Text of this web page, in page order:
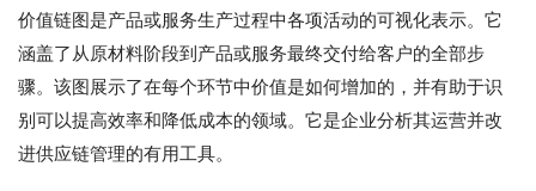
价值链图是产品或服务生产过程中各项活动的可视化表示。它
涵盖了从原材料阶段到产品或服务最终交付给客户的全部步
骤。该图展示了在每个环节中价值是如何增加的，并有助于识
别可以提高效率和降低成本的领域。它是企业分析其运营并改
进供应链管理的有用工具。